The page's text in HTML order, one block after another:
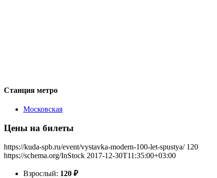
Станция метро
Московская
Цены на билеты
https://kuda-spb.ru/event/vystavka-modern-100-let-spustya/ 120
https://schema.org/InStock 2017-12-30T11:35:00+03:00
Взрослый: 120 ₽